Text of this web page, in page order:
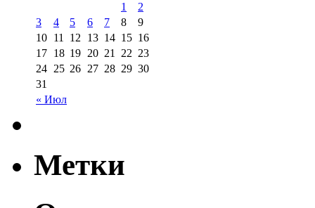
« Июл
1
2
3
4 5 6 7 8
9
10 11 12 13 14 15 16
17 18 19 20 21 22 23
24 25 26 27 28 29 30
31
Метки